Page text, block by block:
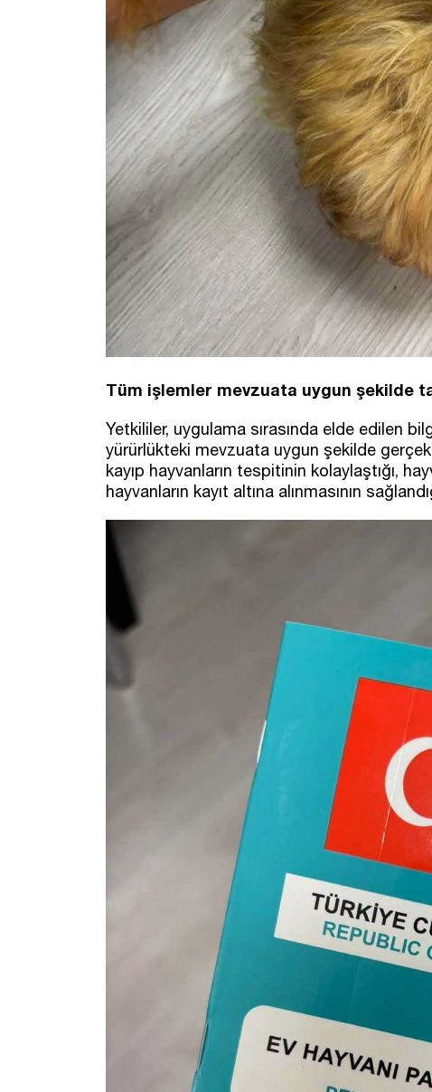
Tüm işlemler mevzuata uygun şekilde
Yetkililer, uygulama sırasında elde edilen
yürürlükteki mevzuata uygun şekilde
kayıp hayvanların tespitinin kolaylaştığı,
hayvanların kayıt altına alınmasının